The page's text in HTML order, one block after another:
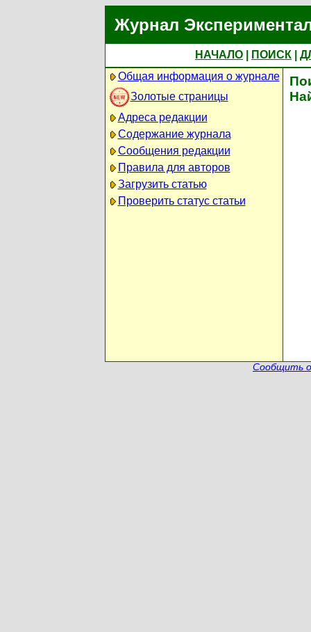
Журнал
НАЧАЛО ПОИСК
Общая информация о журнале
Золотые страницы
Адреса редакции
Содержание журнала
Сообщения редакции
Правила для авторов
Загрузить статью
Проверить статус статьи
Сообщить о